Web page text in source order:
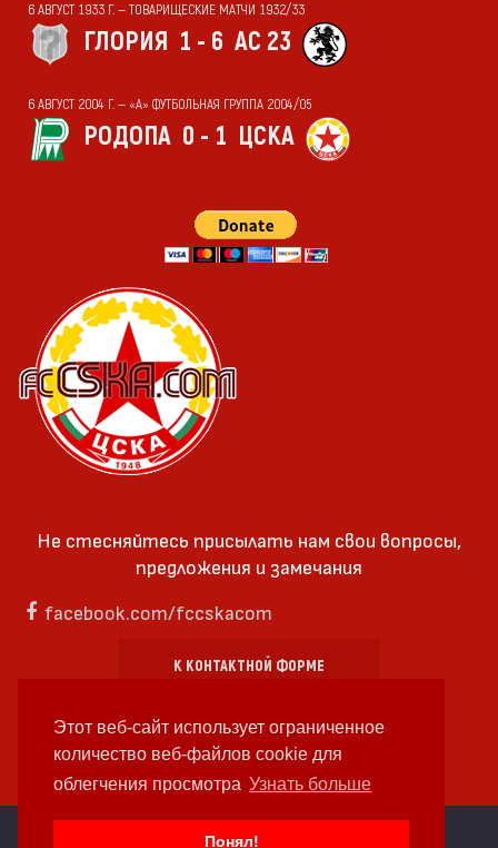
Этот веб-сайт использует ограниченное
количество веб-файлов cookie для
облегчения просмотра Узнать больше
Понял!
6 АВГУСТ 1933 Г. — ТОВАРИЩЕСКИЕ МАТЧИ 1932/33
ГЛОРИЯ 1 - 6 АС 23
6 АВГУСТ 2004 Г. — «А» ФУТБОЛЬНАЯ ГРУППА 2004/05
РОДОПА 0 - 1 ЦСКА
Не стесняйтесь присылать нам свои вопросы,
предложения и замечания
facebook.com/fccskacom
К КОНТАКТНОЙ ФОРМЕ
cc by-sa 4.0 2018—2026 | Some Rights Reserved